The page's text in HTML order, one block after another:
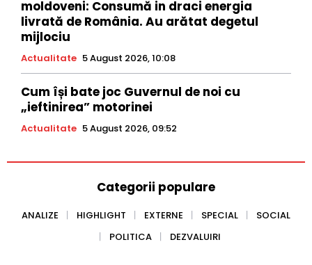
moldoveni: Consumă in draci energia
livrată de România. Au arătat degetul
mijlociu
Actualitate 5 August 2026, 10:08
Cum își bate joc Guvernul de noi cu
„ieftinirea” motorinei
Actualitate 5 August 2026, 09:52
Categorii populare
ANALIZE HIGHLIGHT EXTERNE SPECIAL
SOCIAL
POLITICA
DEZVALUIRI